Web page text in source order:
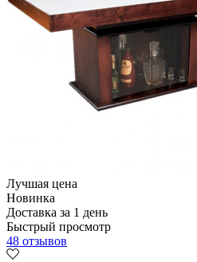
Лучшая цена
Новинка
Доставка за 1 день
Быстрый просмотр
48 отзывов